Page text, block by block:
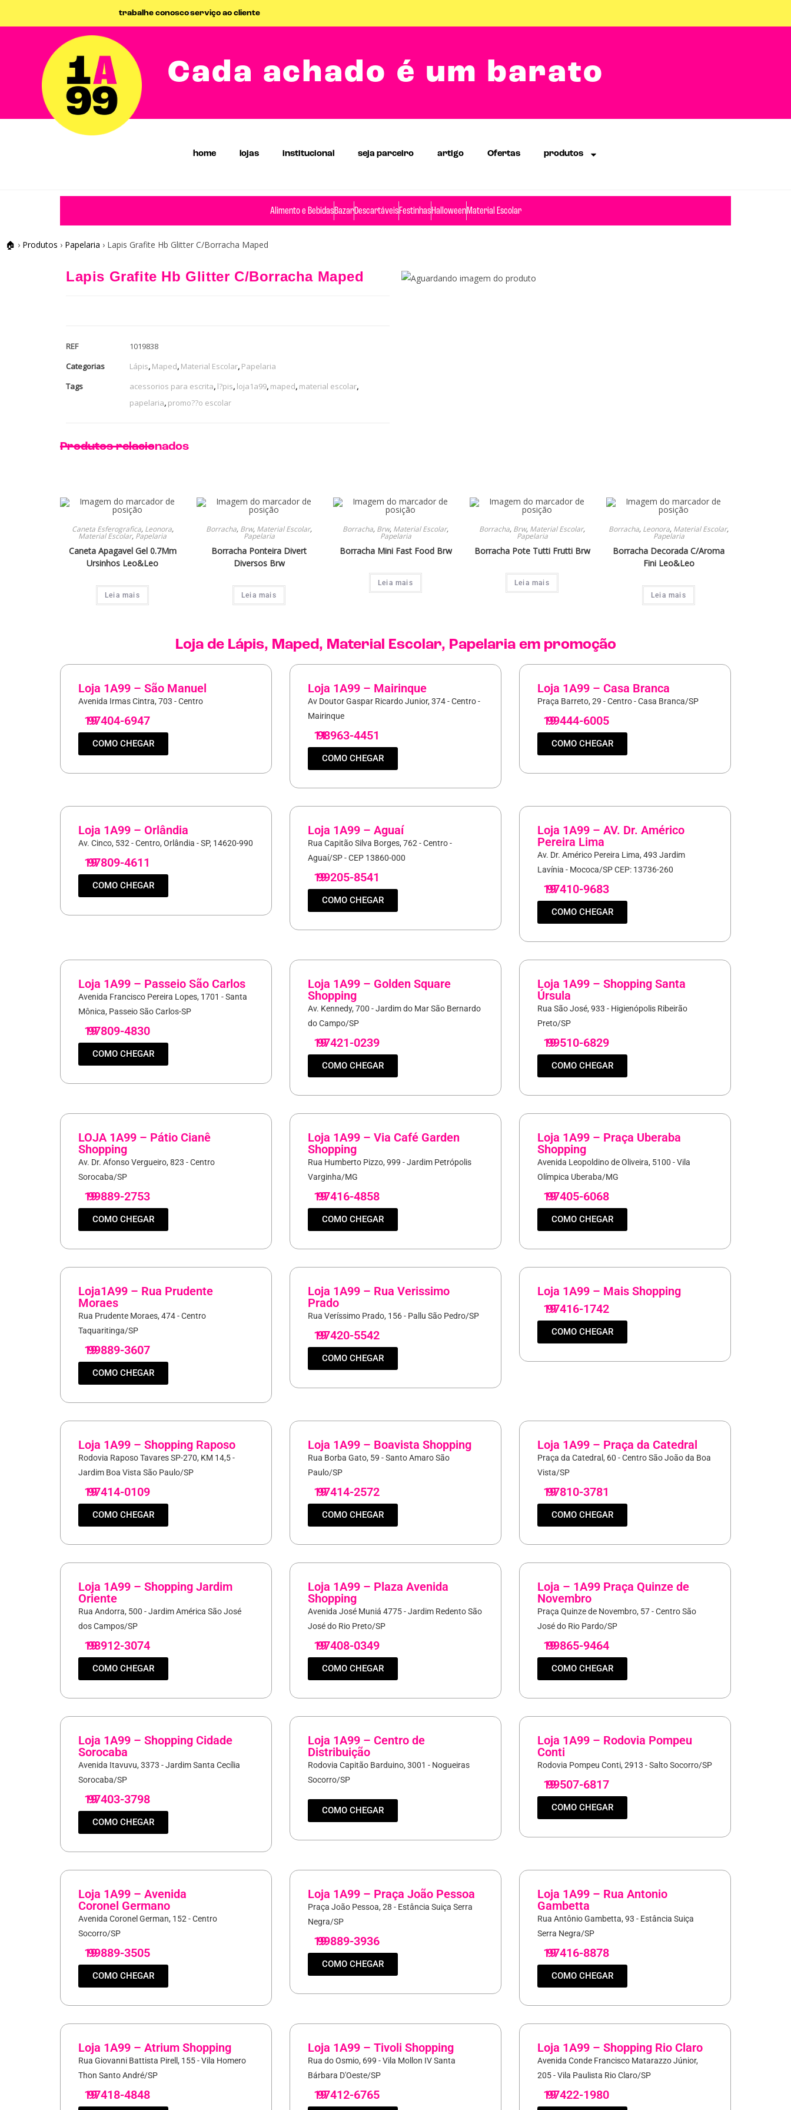
trabalhe conoscoserviço ao cliente
Cada achado é um barato
home lojas institucional seja parceiro artigo Ofertas produtos
Alimento e BebidasBazarDescartáveisFestinhasHalloweenMaterial Escolar
🏠 › Produtos › Papelaria › Lapis Grafite Hb Glitter C/Borracha Maped
Lapis Grafite Hb Glitter C/Borracha Maped
REF
1019838
Categorias
Lápis, Maped, Material Escolar, Papelaria
Tags
acessorios para escrita, l?pis, loja1a99, maped, material escolar,
papelaria, promo??o escolar
Produtos relacionados
Caneta Esferografica, Leonora,
Material Escolar, Papelaria
Caneta Apagavel Gel 0.7Mm
Ursinhos Leo&Leo
Leia mais
Borracha, Brw, Material Escolar,
Papelaria
Borracha Ponteira Divert
Diversos Brw
Leia mais
Borracha, Brw, Material Escolar,
Papelaria
Borracha Mini Fast Food Brw
Leia mais
Borracha, Brw, Material Escolar,
Papelaria
Borracha Pote Tutti Frutti Brw
Leia mais
Borracha, Leonora, Material Escolar,
Papelaria
Borracha Decorada C/Aroma
Fini Leo&Leo
Leia mais
Loja de Lápis, Maped , Material Escolar, Papelariaem promoção
Loja 1A99 – São Manuel
Avenida Irmas Cintra, 703 - Centro
19
97404-6947
COMO CHEGAR
Loja 1A99 – Mairinque
Av Doutor Gaspar Ricardo Junior, 374 - Centro -
Mairinque
11
98963-4451
COMO CHEGAR
Loja 1A99 – Casa Branca
Praça Barreto, 29 - Centro - Casa Branca/SP
19
99444-6005
COMO CHEGAR
Loja 1A99 – Orlândia
Av. Cinco, 532 - Centro, Orlândia - SP, 14620-990
19
97809-4611
COMO CHEGAR
Loja 1A99 – Aguaí
Rua Capitão Silva Borges, 762 - Centro -
Aguaí/SP - CEP 13860-000
19
99205-8541
COMO CHEGAR
Loja 1A99 – AV. Dr. Américo
Pereira Lima
Av. Dr. Américo Pereira Lima, 493 Jardim
Lavínia - Mococa/SP CEP: 13736-260
19
97410-9683
COMO CHEGAR
Loja 1A99 – Passeio São Carlos
Avenida Francisco Pereira Lopes, 1701 - Santa
Mônica, Passeio São Carlos-SP
19
97809-4830
COMO CHEGAR
Loja 1A99 – Golden Square
Shopping
Av. Kennedy, 700 - Jardim do Mar São Bernardo
do Campo/SP
19
97421-0239
COMO CHEGAR
Loja 1A99 – Shopping Santa
Úrsula
Rua São José, 933 - Higienópolis Ribeirão
Preto/SP
19
99510-6829
COMO CHEGAR
LOJA 1A99 – Pátio Cianê
Shopping
Av. Dr. Afonso Vergueiro, 823 - Centro
Sorocaba/SP
19
99889-2753
COMO CHEGAR
Loja 1A99 – Via Café Garden
Shopping
Rua Humberto Pizzo, 999 - Jardim Petrópolis
Varginha/MG
19
97416-4858
COMO CHEGAR
Loja 1A99 – Praça Uberaba
Shopping
Avenida Leopoldino de Oliveira, 5100 - Vila
Olímpica Uberaba/MG
19
97405-6068
COMO CHEGAR
Loja1A99 – Rua Prudente
Moraes
Rua Prudente Moraes, 474 - Centro
Taquaritinga/SP
19
99889-3607
COMO CHEGAR
Loja 1A99 – Rua Verissimo
Prado
Rua Veríssimo Prado, 156 - Pallu São Pedro/SP
19
97420-5542
COMO CHEGAR
Loja 1A99 – Mais Shopping
19
97416-1742
COMO CHEGAR
Loja 1A99 – Shopping Raposo
Rodovia Raposo Tavares SP-270, KM 14,5 -
Jardim Boa Vista São Paulo/SP
19
97414-0109
COMO CHEGAR
Loja 1A99 – Boavista Shopping
Rua Borba Gato, 59 - Santo Amaro São
Paulo/SP
19
97414-2572
COMO CHEGAR
Loja 1A99 – Praça da Catedral
Praça da Catedral, 60 - Centro São João da Boa
Vista/SP
19
97810-3781
COMO CHEGAR
Loja 1A99 – Shopping Jardim
Oriente
Rua Andorra, 500 - Jardim América São José
dos Campos/SP
19
98912-3074
COMO CHEGAR
Loja 1A99 – Plaza Avenida
Shopping
Avenida José Muniá 4775 - Jardim Redento São
José do Rio Preto/SP
19
97408-0349
COMO CHEGAR
Loja – 1A99 Praça Quinze de
Novembro
Praça Quinze de Novembro, 57 - Centro São
José do Rio Pardo/SP
19
99865-9464
COMO CHEGAR
Loja 1A99 – Shopping Cidade
Sorocaba
Avenida Itavuvu, 3373 - Jardim Santa Cecília
Sorocaba/SP
19
97403-3798
COMO CHEGAR
Loja 1A99 – Centro de
Distribuição
Rodovia Capitão Barduino, 3001 - Nogueiras
Socorro/SP
COMO CHEGAR
Loja 1A99 – Rodovia Pompeu
Conti
Rodovia Pompeu Conti, 2913 - Salto Socorro/SP
19
99507-6817
COMO CHEGAR
Loja 1A99 – Avenida
Coronel Germano
Avenida Coronel German, 152 - Centro
Socorro/SP
19
99889-3505
COMO CHEGAR
Loja 1A99 – Praça João Pessoa
Praça João Pessoa, 28 - Estância Suiça Serra
Negra/SP
19
99889-3936
COMO CHEGAR
Loja 1A99 – Rua Antonio
Gambetta
Rua Antônio Gambetta, 93 - Estância Suiça
Serra Negra/SP
19
97416-8878
COMO CHEGAR
Loja 1A99 – Atrium Shopping
Rua Giovanni Battista Pirell, 155 - Vila Homero
Thon Santo André/SP
19
97418-4848
Loja 1A99 – Tivoli Shopping
Rua do Osmio, 699 - Vila Mollon IV Santa
Bárbara D'Oeste/SP
19
97412-6765
Loja 1A99 – Shopping Rio Claro
Avenida Conde Francisco Matarazzo Júnior,
205 - Vila Paulista Rio Claro/SP
19
97422-1980